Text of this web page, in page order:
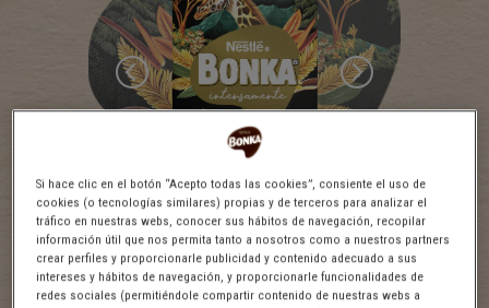
Nota de cata
Un café equilibrado de intenso aroma con notas afrutadas y
matices de cacao que aportan un toque dulce y refrescante en el
Si hace clic en el botón “Acepto todas las cookies”, consiente el uso de
cookies (o tecnologías similares) propias y de terceros para analizar el
tráfico en nuestras webs, conocer sus hábitos de navegación, recopilar
información útil que nos permita tanto a nosotros como a nuestros partners
crear perfiles y proporcionarle publicidad y contenido adecuado a sus
intereses y hábitos de navegación, y proporcionarle funcionalidades de
redes sociales (permitiéndole compartir contenido de nuestras webs a